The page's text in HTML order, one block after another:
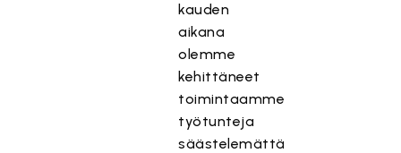
kauden
aikana
olemme
kehittäneet
toimintaamme
työtunteja
säästelemättä